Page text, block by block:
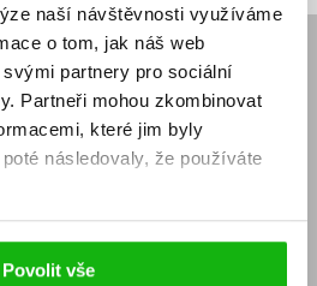
naší návštěvnosti využíváme
o tom, jak náš web
partnery pro sociální
Partneři mohou zkombinovat
které jim byly
následovaly, že používáte
Povolit vše
Knižní novinky
Dárkové poukazy
Affiliate program